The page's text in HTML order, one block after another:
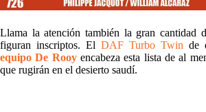
Llama la atención también la gran cantidad
figuran inscriptos. ElDAF Turbo Twin de
equipo De Rooyencabeza esta lista de al
que rugirán en el desierto saudí.